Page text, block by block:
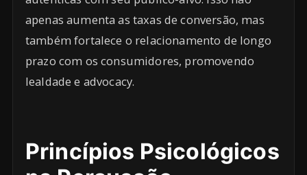
apenas aumenta as taxas de conversão, mas
também fortalece o relacionamento de longo
prazo com os consumidores, promovendo
lealdade e advocacy.
Princípios Psicológicos